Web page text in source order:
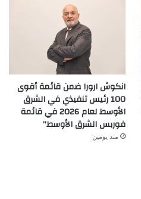
انكوش ارورا ضمن قائمة أقوى
100 رئيس تنفيذي في الشرق
الأوسط لعام 2026 في قائمة
فوربس الشرق الأوسط”
منذ يومين